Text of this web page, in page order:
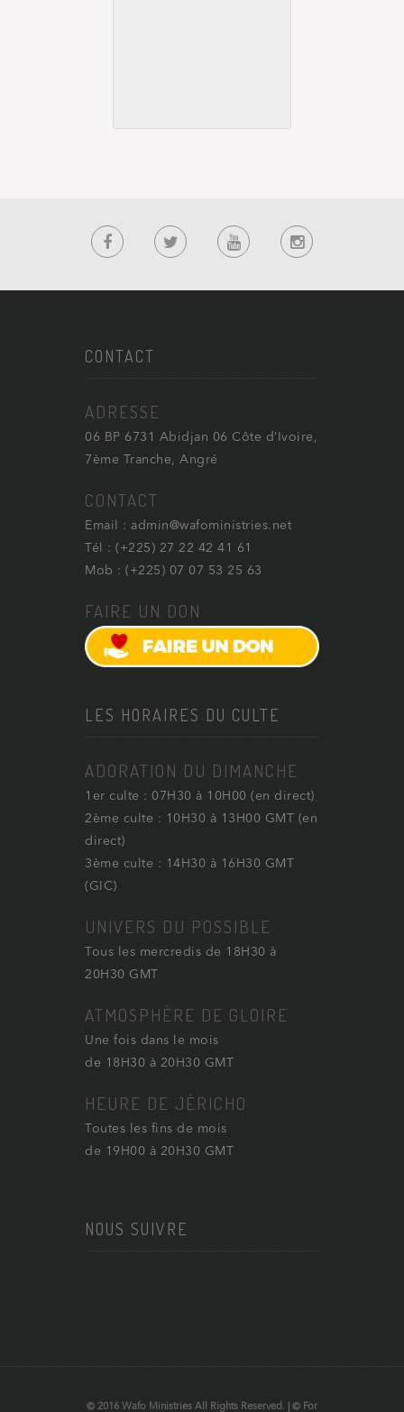
CONTACT
ADRESSE
06 BP 6731 Abidjan 06 Côte d’Ivoire,
7ème Tranche, Angré
CONTACT
Email : admin@wafoministries.net
Tél : (+225) 27 22 42 41 61
Mob : (+225) 07 07 53 25 63
FAIRE UN DON
LES HORAIRES DU CULTE
ADORATION DU DIMANCHE
1er culte : 07H30 à 10H00 (en direct)
2ème culte : 10H30 à 13H00 GMT (en
direct)
3ème culte : 14H30 à 16H30 GMT
(GIC)
UNIVERS DU POSSIBLE
Tous les mercredis de 18H30 à
20H30 GMT
ATMOSPHÈRE DE GLOIRE
Une fois dans le mois
de 18H30 à 20H30 GMT
HEURE DE JÉRICHO
Toutes les fins de mois
de 19H00 à 20H30 GMT
NOUS SUIVRE
© 2016 Wafo Ministries All Rights Reserved. | © For